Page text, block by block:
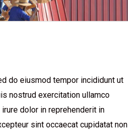
do eiusmod tempor incididunt ut
nostrud exercitation ullamco
dolor in reprehenderit in
sint occaecat cupidatat non